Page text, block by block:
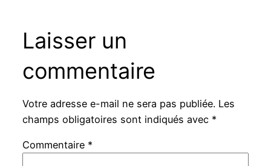
Laisser un
commentaire
Votre adresse e-mail ne sera pas publiée. Les
champs obligatoires sont indiqués avec *
Commentaire *